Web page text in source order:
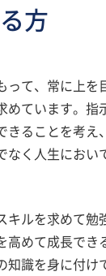
方
って、常に上を
めています。指
きることを考え
なく人生におい
キルを求めて勉
高めて成長でき
知識を身に付け